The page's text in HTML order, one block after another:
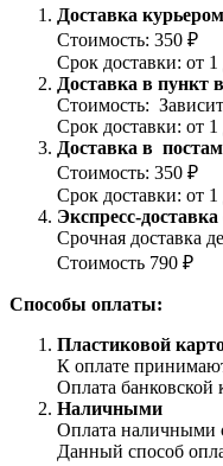
Доставка курьером
Стоимость: 350 ₽
Срок доставки: от
Доставка в пункт
Стоимость:
Срок доставки: от
Доставка в
Стоимость: 350 ₽
Срок доставки: от
Экспресс-
Срочная доставка
Стоимость 790 ₽
Способы оплаты:
Пластиковой
К оплате
Оплата банковской
Наличными
Оплата наличными
Данный способ